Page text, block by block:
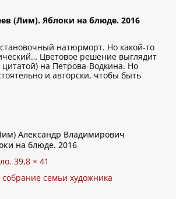
(Лим). Яблоки на блюде. 2016
натюрморт. Но какой-то
Цветовое решение выглядит
на Петрова-Водкина. Но
и авторски, чтобы быть
Александр Владимирович
на блюде. 2016
39,8 × 41
семьи художника